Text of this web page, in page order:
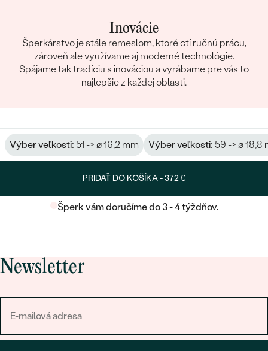
Inovácie
Šperkárstvo je stále remeslom, ktoré ctí ručnú prácu,
zároveň ale využívame aj moderné technológie.
Spájame tak tradíciu s inováciou a vyrábame pre vás to
najlepšie z každej oblasti.
Výber veľkosti: 51 -> ø 16,2 mm Výber veľkosti: 59 -> ø 18,8
PRIDAŤ DO KOŠÍKA -372 €
Šperk vám doručíme do 3 - 4 týždňov.
Newsletter